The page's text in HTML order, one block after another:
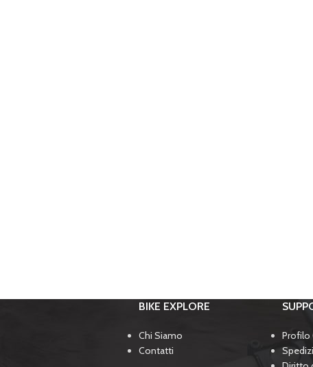
BIKE EXPLORE
Chi Siamo
Contatti
Profilo